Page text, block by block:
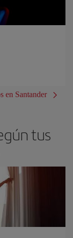
en Santander
tus